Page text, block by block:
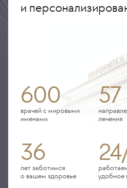
и
600
врачей с мировыми
именами
57
лечения
36
лет заботимся
о вашем здоровье
удобное